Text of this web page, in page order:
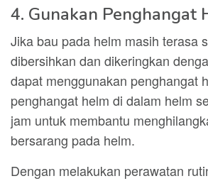
4. Gunakan Penghangat
Jika bau pada helm masih terasa
dibersihkan dan dikeringkan
dapat menggunakan penghangat
penghangat helm di dalam helm
jam untuk membantu
bersarang pada helm.
Dengan melakukan perawatan